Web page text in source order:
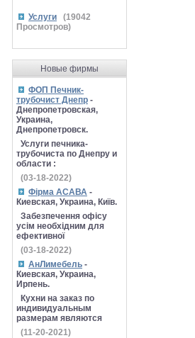
Услуги (19042
Просмотров)
Новые фирмы
ФОП Печник-
трубочист Днепр -
Днепропетровская,
Украина,
Днепропетровск.
Услуги печника-
трубочиста по Днепру и
области :
(03-18-2022)
Фірма АСАВА -
Киевская, Украина, Київ.
Забезпечення офісу
усім необхідним для
ефективної
(03-18-2022)
АнЛимебель -
Киевская, Украина,
Ирпень.
Кухни на заказ по
индивидуальным
размерам являются
(11-20-2021)